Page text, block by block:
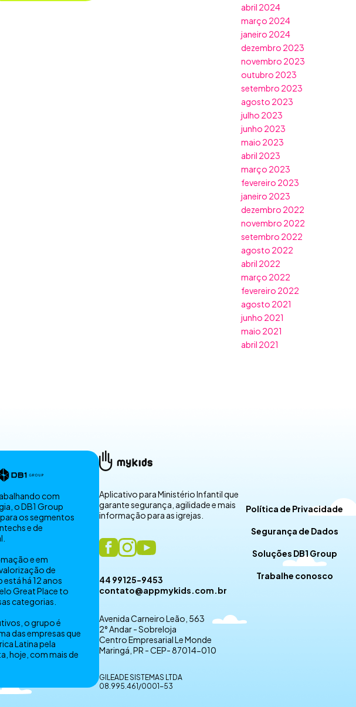
abril 2024
março 2024
janeiro 2024
dezembro 2023
novembro 2023
outubro 2023
setembro 2023
agosto 2023
julho 2023
junho 2023
maio 2023
abril 2023
março 2023
fevereiro 2023
janeiro 2023
dezembro 2022
novembro 2022
setembro 2022
agosto 2022
abril 2022
março 2022
fevereiro 2022
agosto 2021
junho 2021
maio 2021
abril 2021
com
o DB1 Group
os segmentos
e de
e em
de
há 12 anos
Great Place to
categorias.
o grupo é
das empresas que
Latina pela
hoje, com mais de
Aplicativo para Ministério Infantil que
garante segurança, agilidade e mais
informação para as igrejas.
44 99125-9453
contato@appmykids.com.br
Avenida Carneiro Leão, 563
2° Andar - Sobreloja
Centro Empresarial Le Monde
Maringá, PR - CEP- 87014-010
GILEADE SISTEMAS LTDA
08.995.461/0001-53
Política de Privacidade
Segurança de Dados
Soluções DB1 Group
Trabalhe conosco